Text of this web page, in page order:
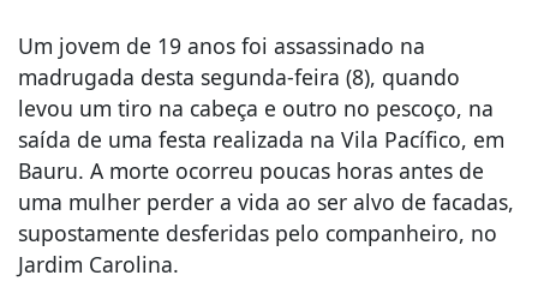
Um jovem de 19 anos foi assassinado na
madrugada desta segunda-feira (8), quando
levou um tiro na cabeça e outro no pescoço, na
saída de uma festa realizada na Vila Pacífico, em
Bauru. A morte ocorreu poucas horas antes de
uma mulher perder a vida ao ser alvo de facadas,
supostamente desferidas pelo companheiro, no
Jardim Carolina.